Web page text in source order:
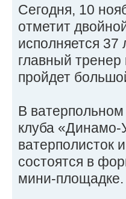
Сегодня, 10
отметит
исполняется 37
главный
пройдет
В
клуба
ватерполисток
состоятся в
мини-